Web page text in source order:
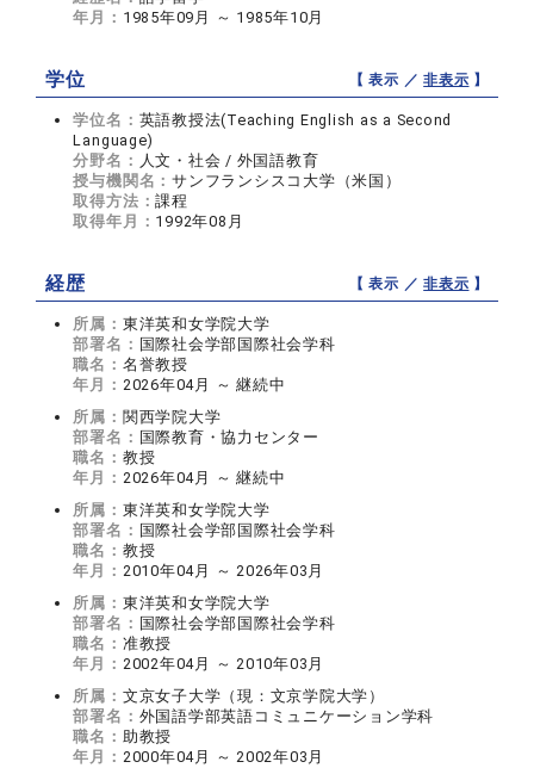
年月： 1985年09月 ～ 1985年10月
学位 【 表示 ／非表示 】
学位名： 英語教授法(Teaching English as a Second
Language)
分野名： 人文・社会 / 外国語教育
授与機関名：サンフランシスコ大学（米国）
取得方法：課程
取得年月： 1992年08月
経歴 【 表示 ／非表示 】
所属： 東洋英和女学院大学
部署名： 国際社会学部国際社会学科
職名： 名誉教授
年月： 2026年04月 ～ 継続中
所属： 関西学院大学
部署名： 国際教育・協力センター
職名： 教授
年月： 2026年04月 ～ 継続中
所属： 東洋英和女学院大学
部署名： 国際社会学部国際社会学科
職名： 教授
年月： 2010年04月 ～ 2026年03月
所属： 東洋英和女学院大学
部署名： 国際社会学部国際社会学科
職名： 准教授
年月： 2002年04月 ～ 2010年03月
所属： 文京女子大学（現：文京学院大学）
部署名： 外国語学部英語コミュニケーション学科
職名： 助教授
年月： 2000年04月 ～ 2002年03月